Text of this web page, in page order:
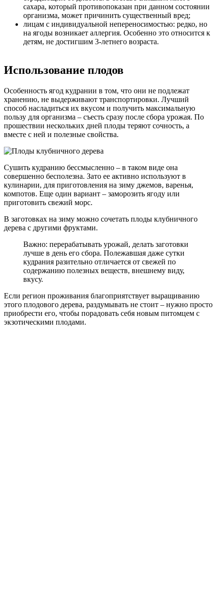
сахара, который противопоказан при данном состоянии
организма, может причинить существенный вред;
лицам с индивидуальной непереносимостью: редко, но
на ягоды возникает аллергия. Особенно это относится к
детям, не достигшим 3-летнего возраста.
Использование плодов
Особенность ягод кудрании в том, что они не подлежат
хранению, не выдерживают транспортировки. Лучший
способ насладиться их вкусом и получить максимальную
пользу для организма – съесть сразу после сбора урожая. По
прошествии нескольких дней плоды теряют сочность, а
вместе с ней и полезные свойства.
Сушить кудранию бессмысленно – в таком виде она
совершенно бесполезна. Зато ее активно используют в
кулинарии, для приготовления на зиму джемов, варенья,
компотов. Еще один вариант – заморозить ягоду или
приготовить свежий морс.
В заготовках на зиму можно сочетать плоды клубничного
дерева с другими фруктами.
Важно: перерабатывать урожай, делать заготовки
лучше в день его сбора. Полежавшая даже сутки
кудрания разительно отличается от свежей по
содержанию полезных веществ, внешнему виду,
вкусу.
Если регион проживания благоприятствует выращиванию
этого плодового дерева, раздумывать не стоит – нужно просто
приобрести его, чтобы порадовать себя новым питомцем с
экзотическими плодами.